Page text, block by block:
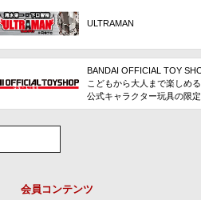
ULTRAMAN
BANDAI OFFICIAL TOY
こどもから大人まで楽しめる
公式キャラクター玩具の限
会員コンテンツ